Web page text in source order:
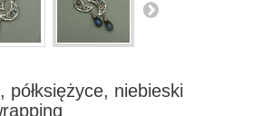
półksiężyce, niebieski